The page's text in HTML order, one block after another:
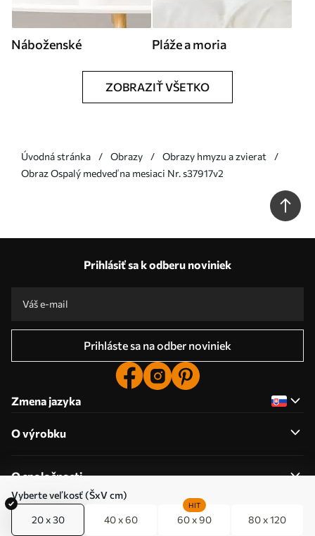
Vyberte veľkosť (ŠxV cm)
20 x 30 40 x 60 60 x 90
HIT
80 x 120
Náboženské Pláže a moria
ZOBRAZIŤ VŠETKO
Úvodná stránka Obrazy
Obrazy hmyzu a zvierat
Obraz Ospalý medveď na mesiaci Nr. s37917v2
Prihlásiť sa k odberu noviniek
Prihláste sa na odber noviniek
Zmena jazyka
O výrobku
O spoločnosti